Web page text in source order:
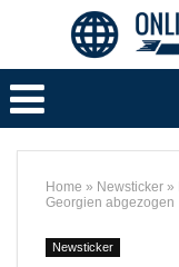
Home » Newsticker »
Georgien abgezogen
Newsticker